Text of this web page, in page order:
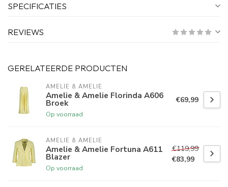
SPECIFICATIES
REVIEWS
GERELATEERDE PRODUCTEN
AMELIE & AMELIE
Amelie & Amelie Florinda A606
Broek
Op voorraad
€69,99
AMELIE & AMELIE
Amelie & Amelie Fortuna A611
Blazer
Op voorraad
€119,99
€83,99